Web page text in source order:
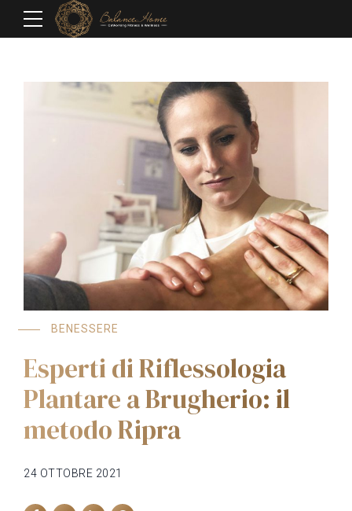
BENESSERE
Esperti di Riflessologia
Plantare a Brugherio: il
metodo Ripra
24 OTTOBRE 2021